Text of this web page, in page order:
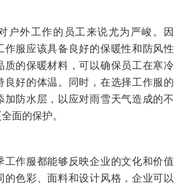
户外工作的员工来说尤为严峻。因
作服应该具备良好的保暖性和防风性
质的保暖材料，可以确保员工在寒冷
良好的体温。同时，在选择工作服的
加防水层，以应对雨雪天气造成的不
面的保护。
工作服都能够反映企业的文化和价值
的色彩、面料和设计风格，企业可以